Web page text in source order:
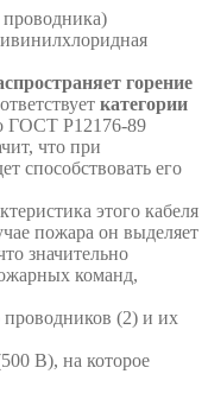
горение
категории
ГОСТ Р12176-89
что при
способствовать его
этого кабеля
пожара он выделяет
значительно
команд,
проводников (2) и их
В), на которое